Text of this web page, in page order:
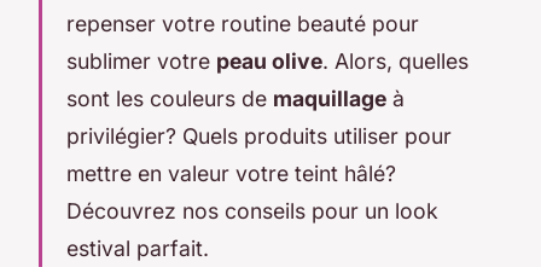
repenser votre routine beauté pour
sublimer votre peau olive. Alors, quelles
sont les couleurs de maquillage à
privilégier? Quels produits utiliser pour
mettre en valeur votre teint hâlé?
Découvrez nos conseils pour un look
estival parfait.